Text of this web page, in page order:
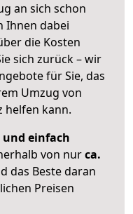
an sich schon
Ihnen dabei
die Kosten
sich zurück – wir
für Sie, das
Umzug von
helfen kann.
und einfach
von nurca.
das Beste daran
Preisen